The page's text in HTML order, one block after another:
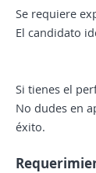
Se requiere
El candidato
Si tienes el
No dudes en
éxito.